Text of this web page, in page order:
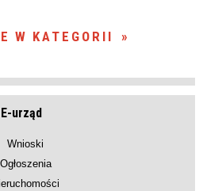
W KATEGORII
E-urząd
Wnioski
Ogłoszenia